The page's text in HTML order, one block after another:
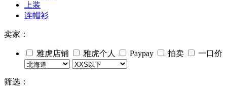
上装
连帽衫
卖家：
雅虎店铺 雅虎个人 Paypay 拍卖 一口价
筛选：